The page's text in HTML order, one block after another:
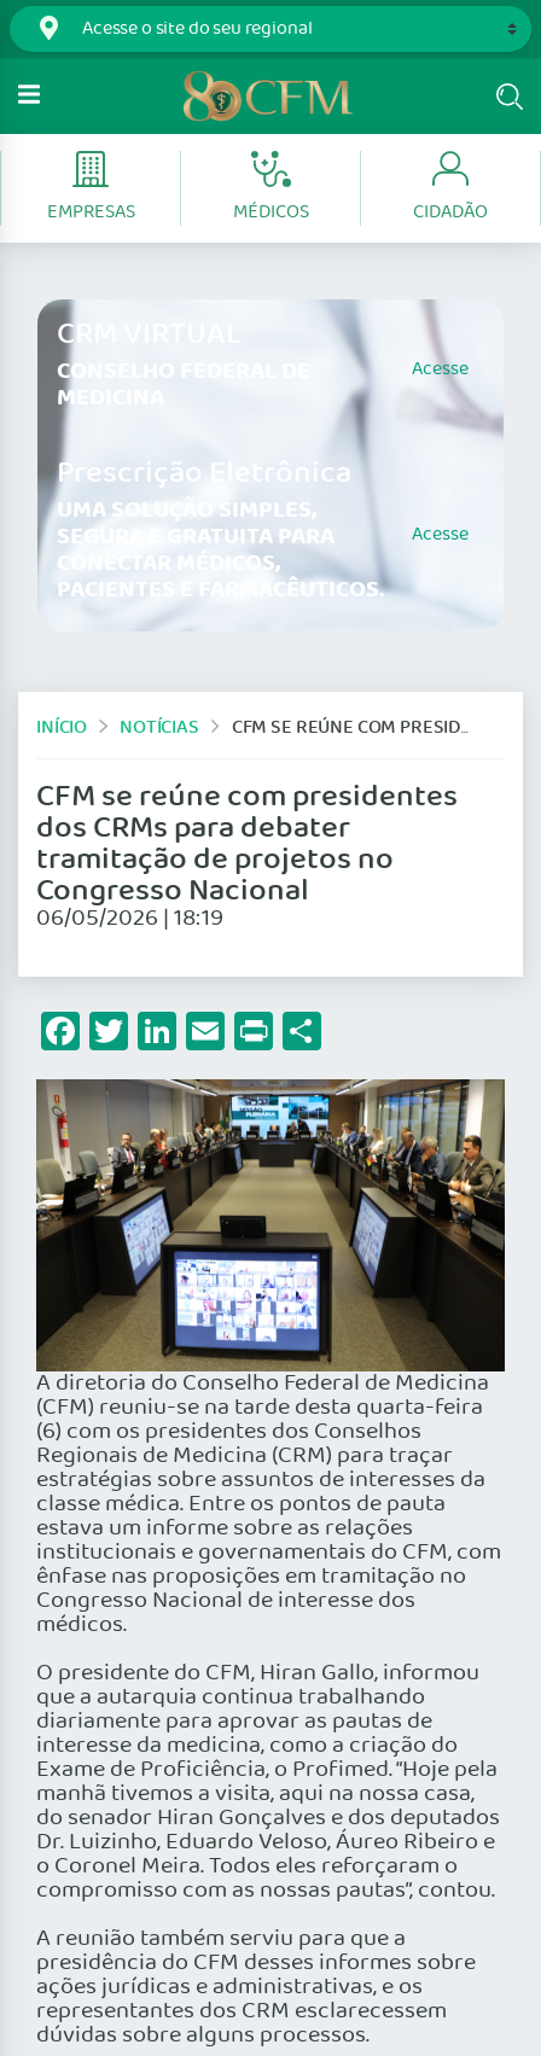
EMPRESAS MÉDICOS CIDADÃO
CRM VIRTUAL
CONSELHO FEDERAL DE
MEDICINA
Acesse
Prescrição Eletrônica
UMA SOLUÇÃO SIMPLES,
SEGURA E GRATUITA PARA
CONECTAR MÉDICOS,
PACIENTES E FARMACÊUTICOS.
Acesse
INÍCIO NOTÍCIAS CFM SE REÚNE COM PRESIDENTES DOS CRMS PARA DEBATER TRAMITAÇÃO DE PROJETOS NO CONGRESSO NACIONAL
CFM se reúne com presidentes
dos CRMs para debater
tramitação de projetos no
Congresso Nacional
06/05/2026 | 18:19
Facebook
Twitter
LinkedIn
Email
Print
A diretoria do Conselho Federal de Medicina
(CFM) reuniu-se na tarde desta quarta-feira
(6) com os presidentes dos Conselhos
Regionais de Medicina (CRM) para traçar
estratégias sobre assuntos de interesses da
classe médica. Entre os pontos de pauta
estava um informe sobre as relações
institucionais e governamentais do CFM, com
ênfase nas proposições em tramitação no
Congresso Nacional de interesse dos
médicos.
O presidente do CFM, Hiran Gallo, informou
que a autarquia continua trabalhando
diariamente para aprovar as pautas de
interesse da medicina, como a criação do
Exame de Proficiência, o Profimed. “Hoje pela
manhã tivemos a visita, aqui na nossa casa,
do senador Hiran Gonçalves e dos deputados
Dr. Luizinho, Eduardo Veloso, Áureo Ribeiro e
o Coronel Meira. Todos eles reforçaram o
compromisso com as nossas pautas”, contou.
A reunião também serviu para que a
presidência do CFM desses informes sobre
ações jurídicas e administrativas, e os
representantes dos CRM esclarecessem
dúvidas sobre alguns processos.